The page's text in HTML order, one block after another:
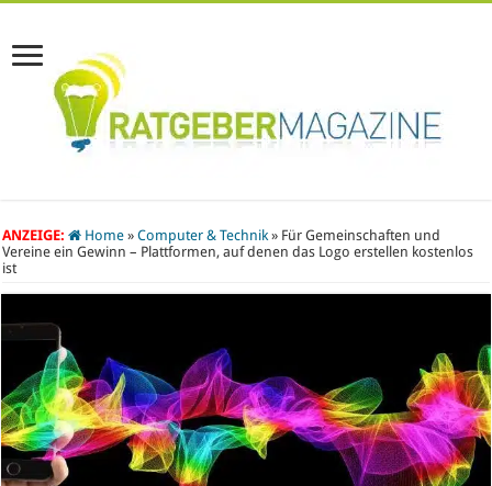
ANZEIGE: Home » Computer & Technik » Für Gemeinschaften und
Vereine ein Gewinn – Plattformen, auf denen das Logo erstellen kostenlos
ist